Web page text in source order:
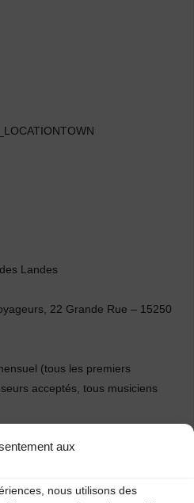
aux
nous utilisons des
Landes
22 Grande Rue – 15250
(tous les premiers
acceptés, tous musiciens
www.facebook.com/Balboeuf-
et page agendatrad :
bal-trad-de-st-